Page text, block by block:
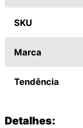
SKU
Marca
Tendência
Detalhes: